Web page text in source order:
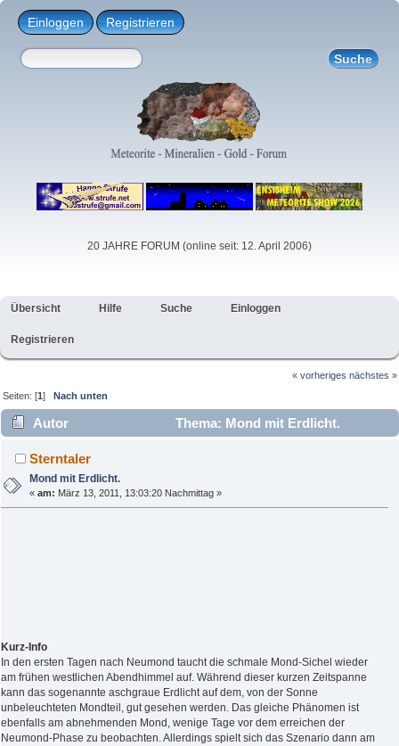
Einloggen Registrieren
20 JAHRE FORUM (online seit: 12. April 2006)
Übersicht Hilfe Suche Einloggen
Registrieren
« vorheriges nächstes »
Seiten: [1]Nach unten
Autor
Thema: Mond mit Erdlicht.
(Gelesen 2532 mal)
Sterntaler
Mond mit Erdlicht.
«am: März 13, 2011, 13:03:20 Nachmittag »
Kurz-Info
In den ersten Tagen nach Neumond taucht die schmale Mond-Sichel wieder
am frühen westlichen Abendhimmel auf. Während dieser kurzen Zeitspanne
kann das sogenannte aschgraue Erdlicht auf dem, von der Sonne
unbeleuchteten Mondteil, gut gesehen werden. Das gleiche Phänomen ist
ebenfalls am abnehmenden Mond, wenige Tage vor dem erreichen der
Neumond-Phase zu beobachten. Allerdings spielt sich das Szenario dann am